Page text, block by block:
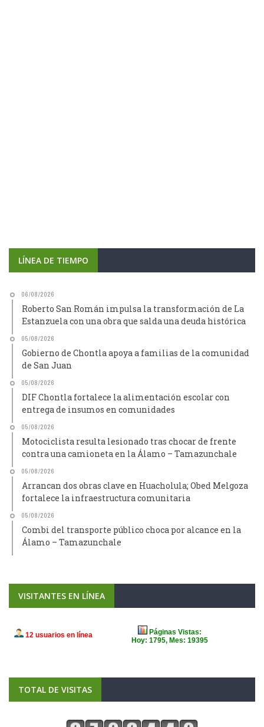
LÍNEA DE TIEMPO
06/08/2026
Roberto San Román impulsa la transformación de La
Estanzuela con una obra que salda una deuda histórica
05/08/2026
Gobierno de Chontla apoya a familias de la comunidad
de San Juan
05/08/2026
DIF Chontla fortalece la alimentación escolar con
entrega de insumos en comunidades
05/08/2026
Motociclista resulta lesionado tras chocar de frente
contra una camioneta en la Álamo – Tamazunchale
05/08/2026
Arrancan dos obras clave en Huacholula; Obed Melgoza
fortalece la infraestructura comunitaria
05/08/2026
Combi del transporte público choca por alcance en la
Álamo – Tamazunchale
VISITANTES EN LÍNEA
TOTAL DE VISITAS